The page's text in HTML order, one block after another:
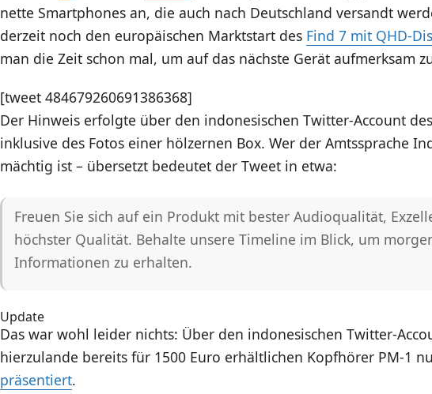
nette Smartphones an, die auch nach Deutschland versandt
derzeit noch den europäischen Marktstart des Find 7 mit QHD-
man die Zeit schon mal, um auf das nächste Gerät aufmerksam
[tweet 484679260691386368]
Der Hinweis erfolgte über den indonesischen Twitter-Account
inklusive des Fotos einer hölzernen Box. Wer der Amtssprache
mächtig ist – übersetzt bedeutet der Tweet in etwa:
Freuen Sie sich auf ein Produkt mit bester Audioqualität,
höchster Qualität. Behalte unsere Timeline im Blick, um
Informationen zu erhalten.
Update
Das war wohl leider nichts: Über den indonesischen Twitter-
hierzulande bereits für 1500 Euro erhältlichen Kopfhörer PM-1
präsentiert.